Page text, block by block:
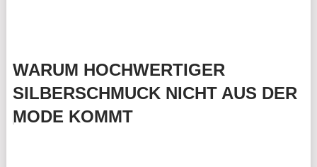
WARUM HOCHWERTIGER
SILBERSCHMUCK NICHT AUS DER
MODE KOMMT